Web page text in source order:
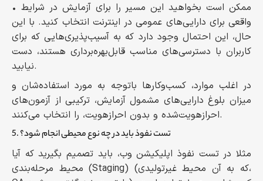
• ممکن است بخواهید این مسیر را برای آزمایش در شرایط
واقعی برای دارایی‌های عمومی در اینترنت انتخاب کنید. با این
حال، این احتمال وجود دارد که به آسیب‌پذیری‌هایی که برای
کاربران با دسترسی‌های مناسب قابل‌بهره‌برداری هستند، دست
نیابید.
در اغلب موارد، کسب‌وکارها باتوجه به مورد استفاده‌شان و
میزان بلوغ دارایی‌های مشمول آزمایش، ترکیبی از آزمون‌های
احرازهویت‌شده و بدون احرازهویت، را انتخاب می‌کنند.
5. تست نفوذ باید در چه نوع محیطی انجام شود؟
مثلا در تست نفوذ اپلیکیشن وب، باید تصمیم بگیرید که آیا
محیط مرحله‌بندی (Staging) (که به آن محیط غیرتولیدی،